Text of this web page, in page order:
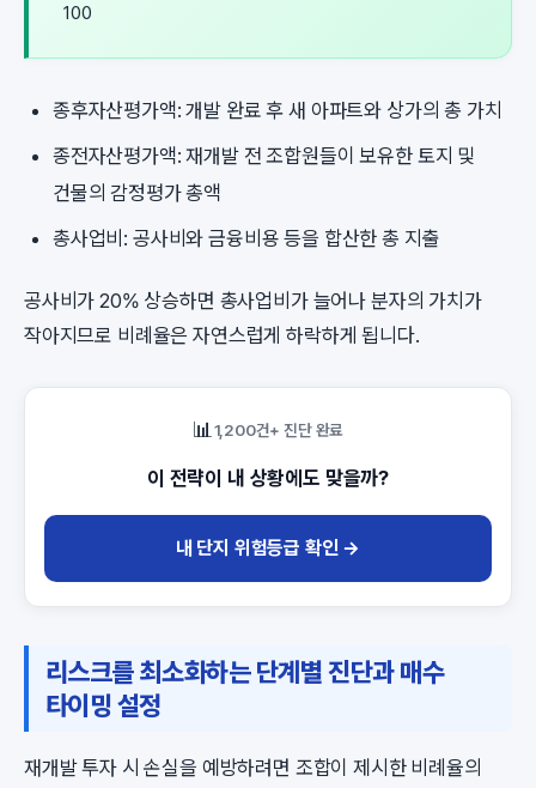
100
종후자산평가액: 개발 완료 후 새 아파트와 상가의 총 가치
종전자산평가액: 재개발 전 조합원들이 보유한 토지 및
건물의 감정평가 총액
총사업비: 공사비와 금융비용 등을 합산한 총 지출
공사비가 20% 상승하면 총사업비가 늘어나 분자의 가치가
작아지므로 비례율은 자연스럽게 하락하게 됩니다.
📊1,200건+ 진단 완료
이 전략이 내 상황에도 맞을까?
내 단지 위험등급 확인 →
리스크를 최소화하는 단계별 진단과 매수
타이밍 설정
재개발 투자 시 손실을 예방하려면 조합이 제시한 비례율의